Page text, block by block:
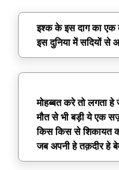
इश्क के इस दाग का एक
इस दुनिया में सदियों से
मोहब्बत करे तो लगता
मौत से भी बड़ी ये एक
किस किस से शिकायत
जब अपनी हे तक़दीर हे